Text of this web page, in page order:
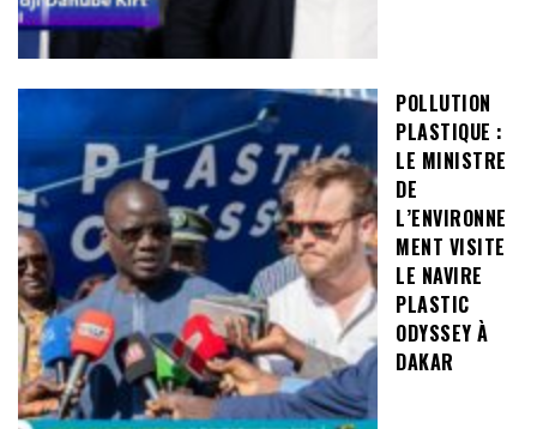
POLLUTION
PLASTIQUE :
LE MINISTRE
DE
L’ENVIRONNE
MENT VISITE
LE NAVIRE
PLASTIC
ODYSSEY À
DAKAR